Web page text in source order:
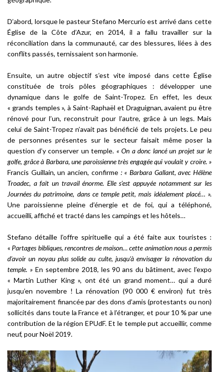
D’abord, lorsque le pasteur Stefano Mercurio est arrivé dans cette
Église de la Côte d’Azur, en 2014, il a fallu travailler sur la
réconciliation dans la communauté, car des blessures, liées à des
conflits passés, ternissaient son harmonie.
Ensuite, un autre objectif s’est vite imposé dans cette Église
constituée de trois pôles géographiques : développer une
dynamique dans le golfe de Saint-Tropez. En effet, les deux
« grands temples », à Saint-Raphaël et Draguignan, avaient pu être
rénové pour l’un, reconstruit pour l’autre, grâce à un legs. Mais
celui de Saint-Tropez n’avait pas bénéficié de tels projets. Le peu
de personnes présentes sur le secteur faisait même poser la
question d’y conserver un temple. « On a donc lancé un projet sur le
golfe, grâce à Barbara, une paroissienne très engagée qui voulait y croire. »
Francis Guillain, un ancien, confirme: « Barbara Gallant, avec Hélène
Troadec, a fait un travail énorme. Elle s’est appuyée notamment sur les
Journées du patrimoine, dans ce temple petit, mais idéalement placé… ».
Une paroissienne pleine d’énergie et de foi, qui a téléphoné,
accueilli, affiché et tracté dans les campings et les hôtels…
Stefano détaille l’offre spirituelle qui a été faite aux touristes :
« Partages bibliques, rencontres de maison… cette animation nous a permis
d’avoir un noyau plus solide au culte, jusqu’à envisager la rénovation du
temple. »En septembre 2018, les 90 ans du bâtiment, avec l’expo
« Martin Luther King », ont été un grand moment… qui a duré
jusqu’en novembre ! La rénovation (90 000 € environ) fut très
majoritairement financée par des dons d’amis (protestants ou non)
sollicités dans toute la France et à l’étranger, et pour 10 % par une
contribution de la région EPUdF. Et le temple put accueillir, comme
neuf, pour Noël 2019.